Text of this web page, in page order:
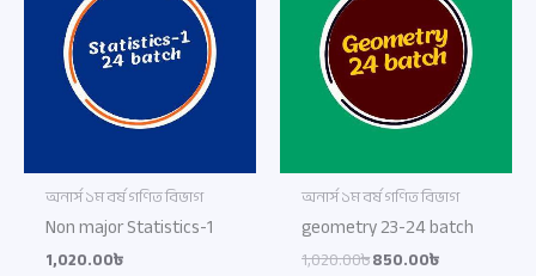
অনার্স ১ম বর্ষ গণিত বিভাগ
Non major Statistics-1
1,020.00৳
অনার্স ১ম বর্ষ গণিত বিভাগ
geometry 23-24 batch
1,020.00৳850.00৳